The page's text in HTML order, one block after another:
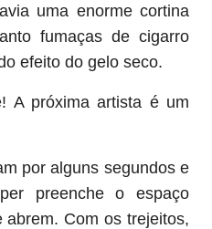
uma enorme cortina
fumaças de cigarro
efeito do gelo seco.
A próxima artista é um
por alguns segundos e
preenche o espaço
Com os trejeitos,